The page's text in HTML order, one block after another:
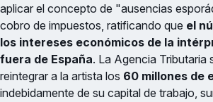
aplicar el concepto de "ausencias
cobro de impuestos, ratificando que el
los intereses económicos de la
fuera de España. La Agencia Tributaria
reintegrar a la artista los 60 millones de
indebidamente de su capital de trabajo,